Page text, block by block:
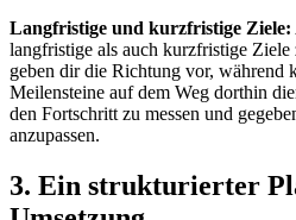
Langfristige und kurzfristige Ziele:
langfristige als auch kurzfristige
geben dir die Richtung vor, während
Meilensteine auf dem Weg dorthin
den Fortschritt zu messen und
anzupassen.
3. Ein strukturierter